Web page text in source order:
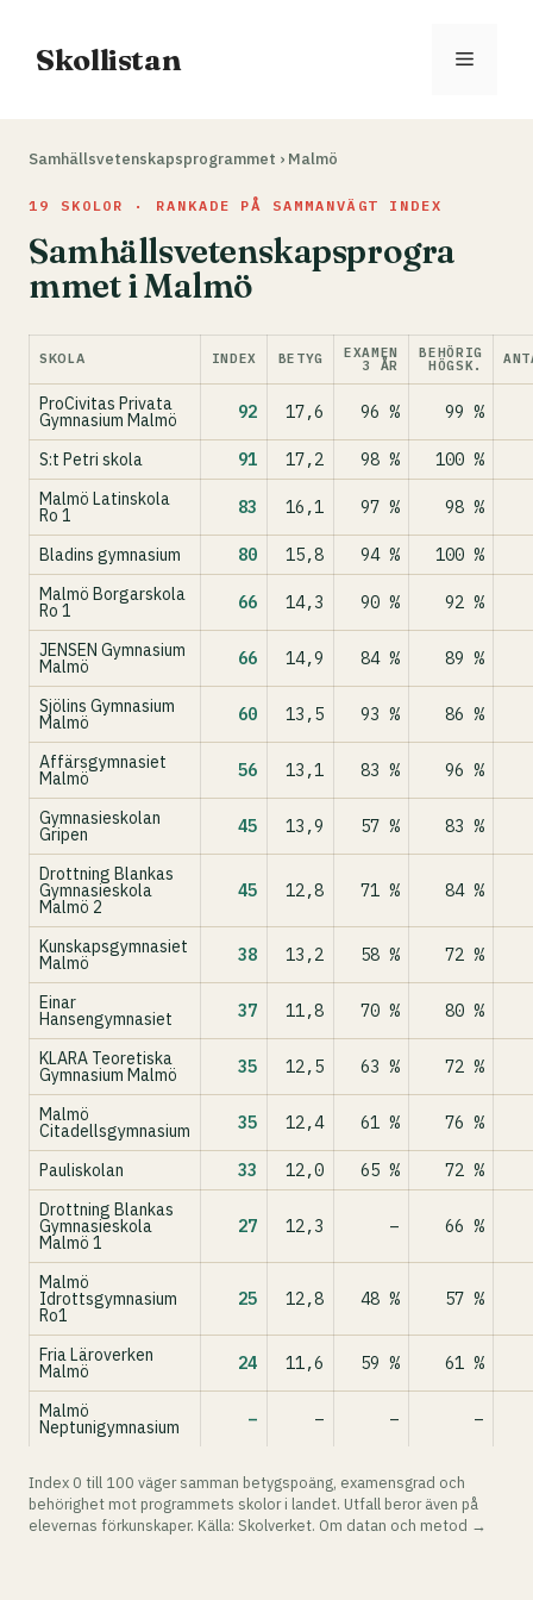
innehåll
Skollistan Meny
Samhällsvetenskapsprogrammet › Malmö
19 SKOLOR · RANKADE PÅ SAMMANVÄGT INDEX
Samhällsvetenskapsprogra
mmet i Malmö
SKOLA INDEX BETYG EXAMEN
3 ÅR
BEHÖRIG
HÖGSK.
ProCivitas Privata
Gymnasium Malmö 92 17,6 96 % 99 %
S:t Petri skola 91 17,2 98 %
100 %
Malmö Latinskola
Ro 1 83 16,1 97 % 98 %
Bladins gymnasium 80 15,8 94 %
100 %
Malmö Borgarskola
Ro 1 66 14,3 90 % 92 %
JENSEN Gymnasium
Malmö 66 14,9 84 % 89 %
Sjölins Gymnasium
Malmö 60 13,5 93 % 86 %
Affärsgymnasiet
Malmö 56 13,1 83 % 96 %
Gymnasieskolan
Gripen 45 13,9 57 % 83 %
Drottning Blankas
Gymnasieskola
Malmö 2
45 12,8 71 % 84 %
Kunskapsgymnasiet
Malmö 38 13,2 58 % 72 %
Einar
Hansengymnasiet 37 11,8 70 % 80 %
KLARA Teoretiska
Gymnasium Malmö 35 12,5 63 % 72 %
Malmö
Citadellsgymnasium 35 12,4 61 % 76 %
Pauliskolan 33 12,0 65 %
72 %
Drottning Blankas
Gymnasieskola
Malmö 1
27 12,3 – 66 %
Malmö
Idrottsgymnasium
Ro1
25 12,8 48 % 57 %
Fria Läroverken
Malmö 24 11,6 59 % 61 %
Malmö
Neptunigymnasium – – – –
Index 0 till 100 väger samman betygspoäng, examensgrad och
behörighet mot programmets skolor i landet. Utfall beror även på
elevernas förkunskaper. Källa: Skolverket. Om datan och metod →